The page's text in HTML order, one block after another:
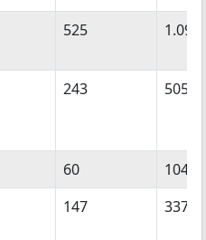
525 1.090
243 505
60
104
147 337